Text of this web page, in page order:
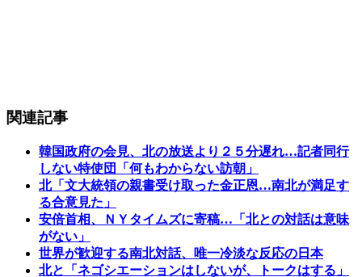
関連記事
韓国政府の会見、北の放送より２５分遅れ…記者同行
しない特使団「何もわからない訪朝」
北「文大統領の親書受け取った金正恩…南北が満足す
る合意見た」
安倍首相、ＮＹタイムズに寄稿…「北との対話は意味
がない」
世界が歓迎する南北対話、唯一冷淡な反応の日本
北と「ネゴシエーションはしないが、トークはする」